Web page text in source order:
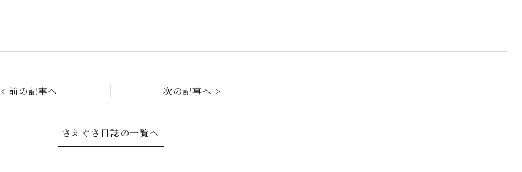
< 前の記事へ 次の記事へ >
さえぐさ日誌の一覧へ